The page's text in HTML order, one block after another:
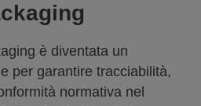
è diventata un
per garantire tracciabilità,
normativa nel